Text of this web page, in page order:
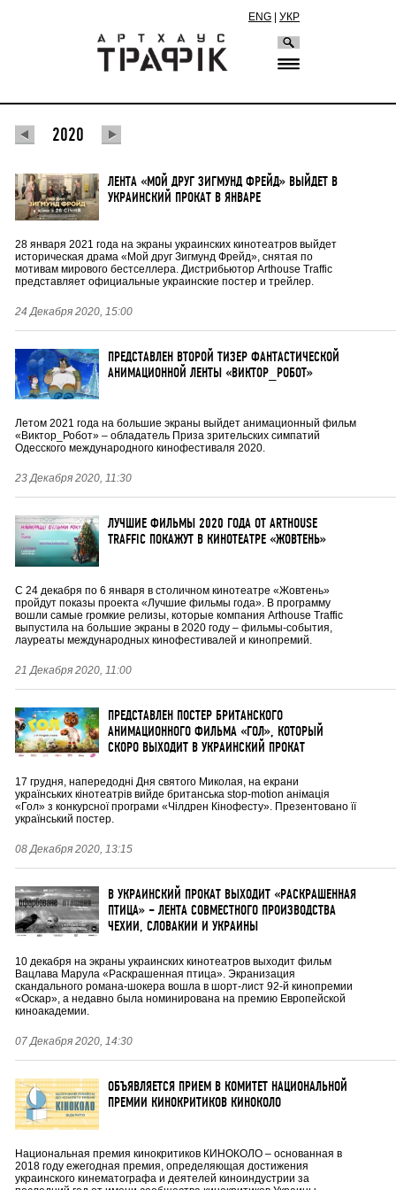
ENG УКР
2020
ЛЕНТА «МОЙ ДРУГ ЗИГМУНД ФРЕЙД» ВЫЙДЕТ В
УКРАИНСКИЙ ПРОКАТ В ЯНВАРЕ
28 января 2021 года на экраны украинских кинотеатров выйдет
историческая драма «Мой друг Зигмунд Фрейд», снятая по
мотивам мирового бестселлера. Дистрибьютор Arthouse Traffic
представляет официальные украинские постер и трейлер.
24 Декабря 2020, 15:00
ПРЕДСТАВЛЕН ВТОРОЙ ТИЗЕР ФАНТАСТИЧЕСКОЙ
АНИМАЦИОННОЙ ЛЕНТЫ «ВИКТОР_РОБОТ»
Летом 2021 года на большие экраны выйдет анимационный фильм
«Виктор_Робот» – обладатель Приза зрительских симпатий
Одесского международного кинофестиваля 2020.
23 Декабря 2020, 11:30
ЛУЧШИЕ ФИЛЬМЫ 2020 ГОДА ОТ ARTHOUSE
TRAFFIC ПОКАЖУТ В КИНОТЕАТРЕ «ЖОВТЕНЬ»
С 24 декабря по 6 января в столичном кинотеатре «Жовтень»
пройдут показы проекта «Лучшие фильмы года». В программу
вошли самые громкие релизы, которые компания Arthouse Traffic
выпустила на большие экраны в 2020 году – фильмы-события,
лауреаты международных кинофестивалей и кинопремий.
21 Декабря 2020, 11:00
ПРЕДСТАВЛЕН ПОСТЕР БРИТАНСКОГО
АНИМАЦИОННОГО ФИЛЬМА «ГОЛ», КОТОРЫЙ
СКОРО ВЫХОДИТ В УКРАИНСКИЙ ПРОКАТ
17 грудня, напередодні Дня святого Миколая, на екрани
українських кінотеатрів вийде британська stop-motion анімація
«Гол» з конкурсної програми «Чілдрен Кінофесту». Презентовано її
український постер.
08 Декабря 2020, 13:15
В УКРАИНСКИЙ ПРОКАТ ВЫХОДИТ «РАСКРАШЕННАЯ
ПТИЦА» – ЛЕНТА СОВМЕСТНОГО ПРОИЗВОДСТВА
ЧЕХИИ, СЛОВАКИИ И УКРАИНЫ
10 декабря на экраны украинских кинотеатров выходит фильм
Вацлава Марула «Раскрашенная птица». Экранизация
скандального романа-шокера вошла в шорт-лист 92-й кинопремии
«Оскар», а недавно была номинирована на премию Европейской
киноакадемии.
07 Декабря 2020, 14:30
ОБЪЯВЛЯЕТСЯ ПРИЕМ В КОМИТЕТ НАЦИОНАЛЬНОЙ
ПРЕМИИ КИНОКРИТИКОВ КИНОКОЛО
Национальная премия кинокритиков КИНОКОЛО – основанная в
2018 году ежегодная премия, определяющая достижения
украинского кинематографа и деятелей киноиндустрии за